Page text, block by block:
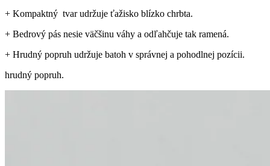
+ Kompaktný tvar udržuje ťažisko blízko chrbta.
+ Bedrový pás nesie väčšinu váhy a odľahčuje tak ramená.
+ Hrudný popruh udržuje batoh v správnej a pohodlnej pozícii.
hrudný popruh.